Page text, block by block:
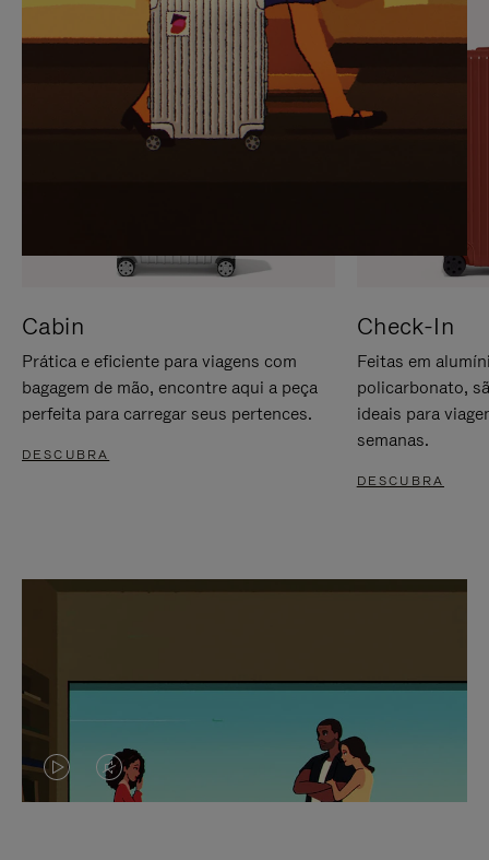
ATIVÁ-
LO
Cabin
Prática e eficiente para viagens com
bagagem de mão, encontre aqui a peça
perfeita para carregar seus pertences.
DESCUBRA
Check-In
Feitas em
policarbonato,
ideais para
semanas.
DESCUBRA
O
O